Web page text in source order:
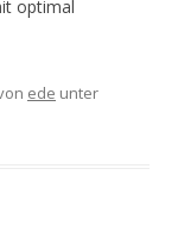
optimal
ede unter